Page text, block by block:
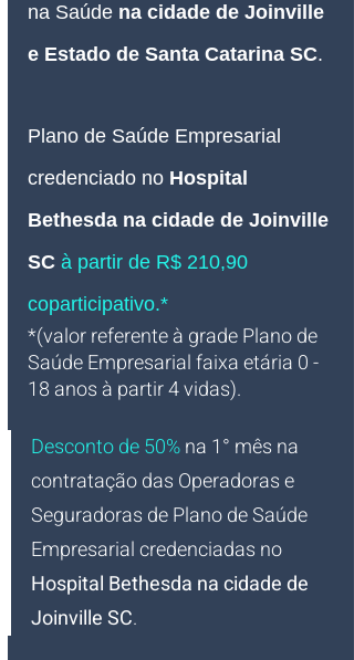
na Saúde na cidade de Joinville
e Estado de Santa Catarina SC.
Plano de Saúde Empresarial
credenciado no Hospital
Bethesda na cidade de Joinville
SC à partir de R$ 210,90
coparticipativo.*
*(valor referente à grade Plano de
Saúde Empresarial faixa etária 0 -
18 anos à partir 4 vidas).
Desconto de 50%na 1° mês na
contratação das Operadoras e
Seguradoras de Plano de Saúde
Empresarial credenciadas no
Hospital Bethesda na cidade de
Joinville SC.